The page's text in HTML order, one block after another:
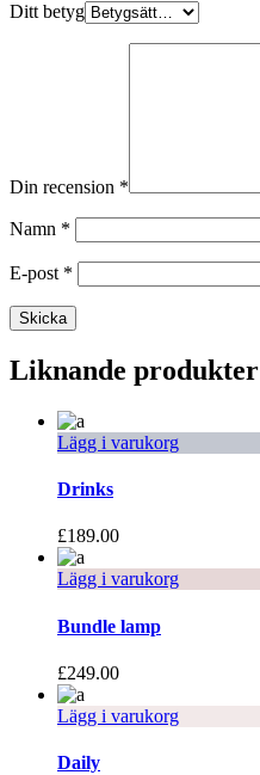
Ditt betyg
Din recension *
Namn *
E-post *
Liknande produkter
Lägg i varukorg
Drinks
£189.00
Lägg i varukorg
Bundle lamp
£249.00
Lägg i varukorg
Daily